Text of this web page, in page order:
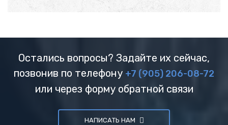
Остались вопросы? Задайте их сейчас,
позвонив по телефону +7 (905) 206-08-72
или через форму обратной связи
НАПИСАТЬ НАМ